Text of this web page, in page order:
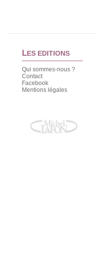
LES EDITIONS
Qui sommes-nous ?
Contact
Facebook
Mentions légales